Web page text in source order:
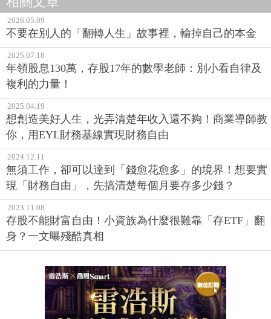
2026.05.09
不要在別人的「翻轉人生」故事裡，輸掉自己的本金
2025.07.18
年領股息130萬，存股17年的數學老師：別小看自律及
複利的力量！
2025.04.19
想創造美好人生，光弄清楚年收入還不夠！商業導師教
你，用EYL財務基線實現財務自由
2024.12.11
無須工作，卻可以達到「錢愈花愈多」的境界！想要實
現「財務自由」，先搞清楚每個月要存多少錢？
2023.11.08
存股不能財富自由！小資族為什麼很難靠「存ETF」翻
身？一文曝殘酷真相